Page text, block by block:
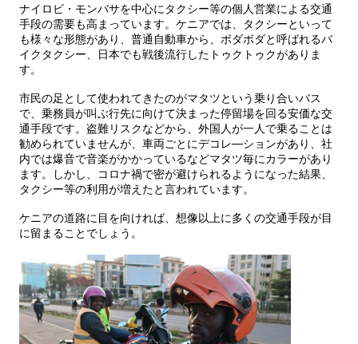
ナイロビ・モンバサを中心にタクシー等の個人営業による交通
手段の需要も高まっています。ケニアでは、タクシーといって
も様々な形態があり、普通自動車から、ボダボダと呼ばれるバ
イクタクシー、日本でも戦後流行したトゥクトゥクがありま
す。
市民の足として使われてきたのがマタツという乗り合いバス
で、乗務員が叫ぶ行先に向けて決まった停留場を回る安価な交
通手段です。盗難リスクなどから、外国人が一人で乗ることは
勧められていませんが、車両ごとにデコレ―ションがあり、社
内では爆音で音楽がかかっているなどマタツ毎にカラーがあり
ます。しかし、コロナ禍で密が避けられるようになった結果、
タクシー等の利用が増えたと言われています。
ケニアの道路に目を向ければ、想像以上に多くの交通手段が目
に留まることでしょう。